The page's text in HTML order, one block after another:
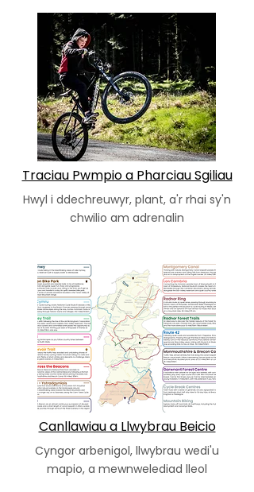
Traciau Pwmpio a Pharciau Sgiliau
Hwyl i ddechreuwyr, plant, a'r rhai sy'n
chwilio am adrenalin
Canllawiau a Llwybrau Beicio
Cyngor arbenigol, llwybrau wedi'u
mapio, a mewnwelediad lleol